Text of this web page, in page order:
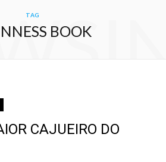
TAG
BOOK
CAJUEIRO DO